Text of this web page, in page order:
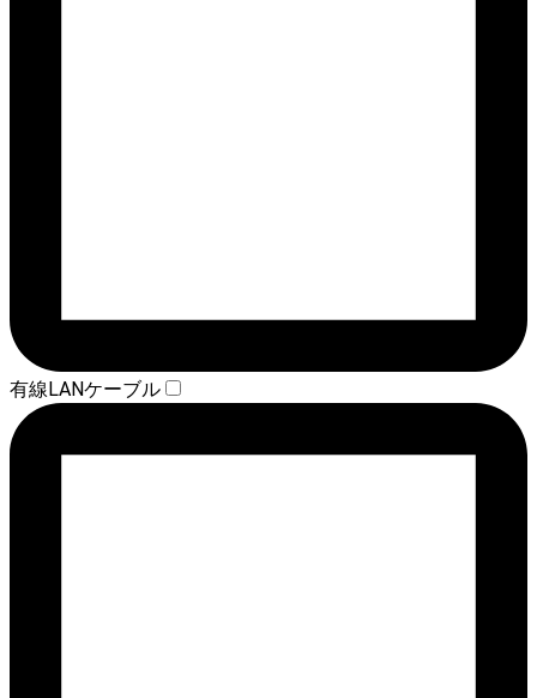
有線LANケーブル